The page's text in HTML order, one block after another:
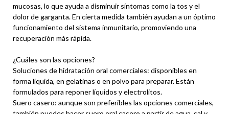
mucosas, lo que ayuda a disminuir síntomas como la tos y el
dolor de garganta. En cierta medida también ayudan a un óptimo
funcionamiento del sistema inmunitario, promoviendo una
recuperación más rápida.
¿Cuáles son las opciones?
Soluciones de hidratación oral comerciales: disponibles en
forma líquida, en gelatinas o en polvo para preparar. Están
formulados para reponer líquidos y electrolitos.
Suero casero: aunque son preferibles las opciones comerciales,